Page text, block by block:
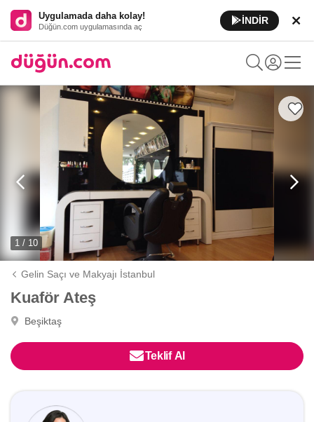
Uygulamada daha kolay!
Düğün.com uygulamasında aç
İNDİR
1 / 10
Gelin Saçı ve Makyajı İstanbul
Kuaför Ateş
Beşiktaş
Teklif Al